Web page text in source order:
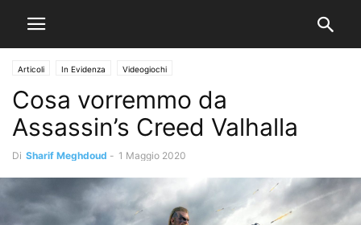
Articoli In Evidenza Videogiochi
Cosa vorremmo da
Assassin’s Creed Valhalla
Di Sharif Meghdoud - 1 Maggio 2020